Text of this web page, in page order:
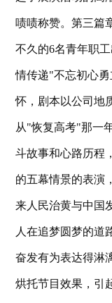
啧啧称赞。第三篇
不久的6名青年职
情传递"不忘初心
怀，剧本以公司地
从"恢复高考"那一
斗故事和心路历程
的五幕情景的表演
来人民治黄与中国
人在追梦圆梦的道
奋发有为表达得淋
烘托节目效果，引